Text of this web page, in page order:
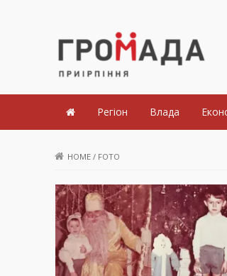
Громада
Регіон Влада
HOME / FOTO